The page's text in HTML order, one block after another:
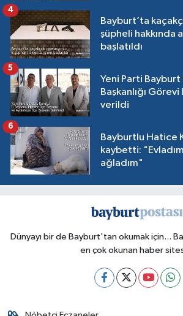
Bayburt’ta
şüpheli hakkında
başlatıldı
4
Yeni Parti Bayburt
Başkanlığı
verildi
5
Bayburtlu Hatice
kaybetti:
ağladım"
6
Dünyayı bir de Bayburt'tan okumak için...
en çok okunan haber